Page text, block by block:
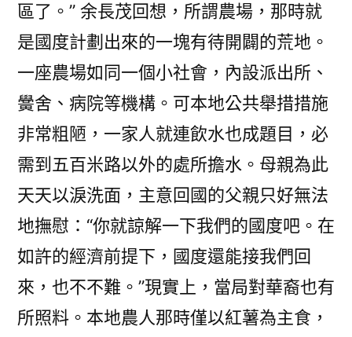
區了。” 余長茂回想，所謂農場，那時就
是國度計劃出來的一塊有待開闢的荒地。
一座農場如同一個小社會，內設派出所、
黌舍、病院等機構。可本地公共舉措措施
非常粗陋，一家人就連飲水也成題目，必
需到五百米路以外的處所擔水。母親為此
天天以淚洗面，主意回國的父親只好無法
地撫慰：“你就諒解一下我們的國度吧。在
如許的經濟前提下，國度還能接我們回
來，也不不難。”現實上，當局對華裔也有
所照料。本地農人那時僅以紅薯為主食，